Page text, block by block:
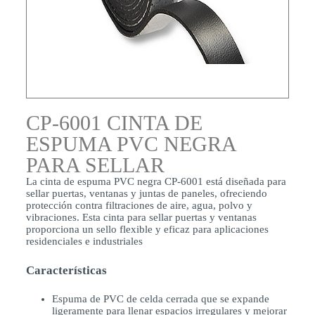
CP-6001 CINTA DE
ESPUMA PVC NEGRA
PARA SELLAR
La cinta de espuma PVC negra CP-6001 está diseñada para
sellar puertas, ventanas y juntas de paneles, ofreciendo
protección contra filtraciones de aire, agua, polvo y
vibraciones. Esta cinta para sellar puertas y ventanas
proporciona un sello flexible y eficaz para aplicaciones
residenciales e industriales
Características
Espuma de PVC de celda cerrada que se expande
ligeramente para llenar espacios irregulares y mejorar